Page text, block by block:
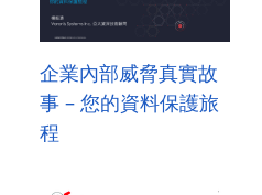
企業內部威脅真實故
事 – 您的資料保護旅
程